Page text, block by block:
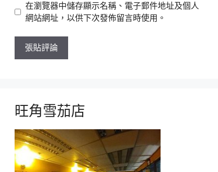
站
在瀏覽器中儲存顯示名稱、電子郵件地址及個人
網站網址，以供下次發佈留言時使用。
旺角雪茄店